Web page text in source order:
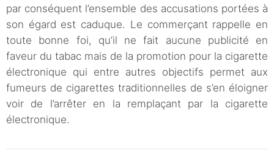
par conséquent l’ensemble des accusations portées à
son égard est caduque. Le commerçant rappelle en
toute bonne foi, qu’il ne fait aucune publicité en
faveur du tabac mais de la promotion pour la cigarette
électronique qui entre autres objectifs permet aux
fumeurs de cigarettes traditionnelles de s’en éloigner
voir de l’arrêter en la remplaçant par la cigarette
électronique.